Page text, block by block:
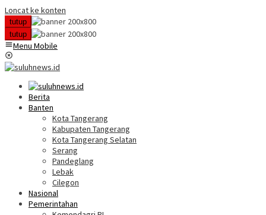
Loncat ke konten
tutup
tutup
Menu Mobile
Berita
Banten
Kota Tangerang
Kabupaten Tangerang
Kota Tangerang Selatan
Serang
Pandeglang
Lebak
Cilegon
Nasional
Pemerintahan